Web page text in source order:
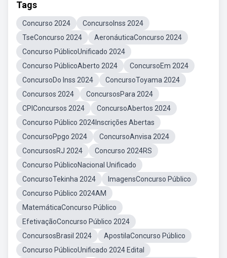
Tags
Concurso 2024
ConcursoInss 2024
TseConcurso 2024
AeronáuticaConcurso 2024
Concurso PúblicoUnificado 2024
Concurso PúblicoAberto 2024
ConcursoEm 2024
ConcursoDo Inss 2024
ConcursoToyama 2024
Concursos 2024
ConcursosPara 2024
CPIConcursos 2024
ConcursoAbertos 2024
Concurso Público 2024Inscrições Abertas
ConcursoPpgo 2024
ConcursoAnvisa 2024
ConcursosRJ 2024
Concurso 2024RS
Concurso PúblicoNacional Unificado
ConcursoTekinha 2024
ImagensConcurso Público
Concurso Público 2024AM
MatemáticaConcurso Público
EfetivaçãoConcurso Público 2024
ConcursosBrasil 2024
ApostilaConcurso Público
Concurso PúblicoUnificado 2024 Edital